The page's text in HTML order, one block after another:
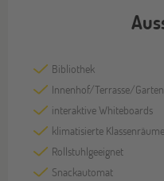
Bibliothek
Innenhof/Terrasse/Garten
interaktive Whiteboards
klimatisierte Klassenräume
Rollstuhlgeeignet
Snackautomat